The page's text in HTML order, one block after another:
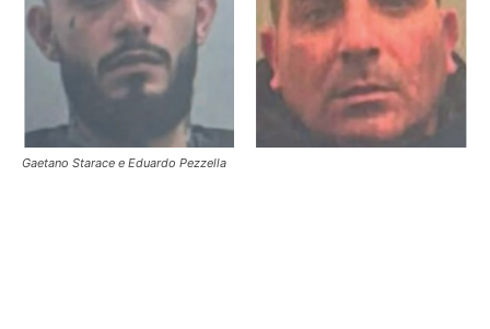
Gaetano Starace e Eduardo Pezzella